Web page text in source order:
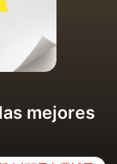
mejores